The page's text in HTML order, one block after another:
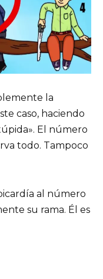
la
caso, haciendo
El número
todo. Tampoco
al número
su rama. Él es